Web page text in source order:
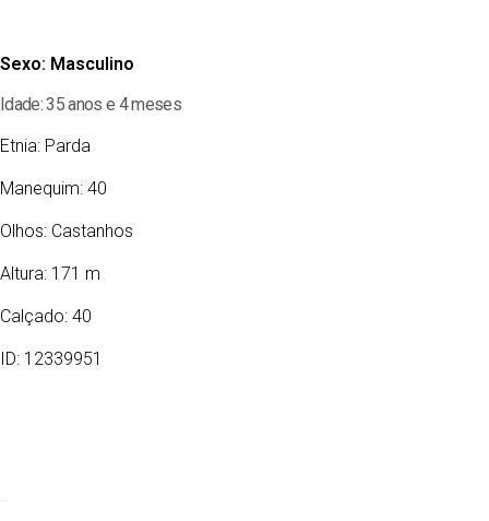
Sexo: Masculino
Idade: 35 anos e 4 meses
Etnia: Parda
Manequim: 40
Olhos: Castanhos
Altura: 171 m
Calçado: 40
ID: 12339951